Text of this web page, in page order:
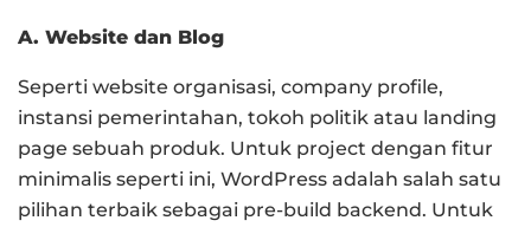
A. Website dan Blog
Seperti website organisasi, company profile,
instansi pemerintahan, tokoh politik atau landing
page sebuah produk. Untuk project dengan fitur
minimalis seperti ini, WordPress adalah salah satu
pilihan terbaik sebagai pre-build backend. Untuk